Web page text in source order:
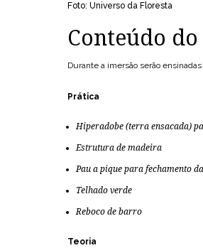
Foto: Universo da Floresta
Conteúdo
Durante a imersão serão
Prática
Hiperadobe (terra ensacada)
Estrutura de madeira
Pau a pique para fechamento
Telhado verde
Reboco de barro
Teoria